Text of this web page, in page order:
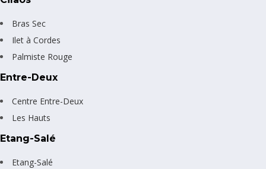
Bras Sec
Ilet à Cordes
Palmiste Rouge
Entre-Deux
Centre Entre-Deux
Les Hauts
Etang-Salé
Etang-Salé